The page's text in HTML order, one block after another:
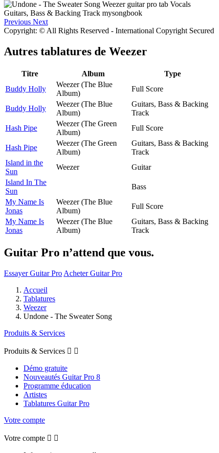
Previous Next
Copyright: © All Rights Reserved - International Copyright Secured
Autres tablatures de Weezer
Titre Album
Type
Buddy Holly
Weezer (The Blue
Album)
Full Score
Buddy Holly
Weezer (The Blue
Album)
Guitars, Bass & Backing
Track
Hash Pipe
Weezer (The Green
Album)
Full Score
Hash Pipe
Weezer (The Green
Album)
Guitars, Bass & Backing
Track
Island in the
Sun
Weezer
Guitar
Island In The
Sun
Bass
My Name Is
Jonas
Weezer (The Blue
Album)
Full Score
My Name Is
Jonas
Weezer (The Blue
Album)
Guitars, Bass & Backing
Track
Guitar Pro n’attend que vous.
Essayer Guitar Pro Acheter Guitar Pro
Accueil
Tablatures
Weezer
Undone - The Sweater Song
Produits & Services
Produits & Services  
Démo gratuite
Nouveautés Guitar Pro 8
Programme éducation
Artistes
Tablatures Guitar Pro
Votre compte
Votre compte  